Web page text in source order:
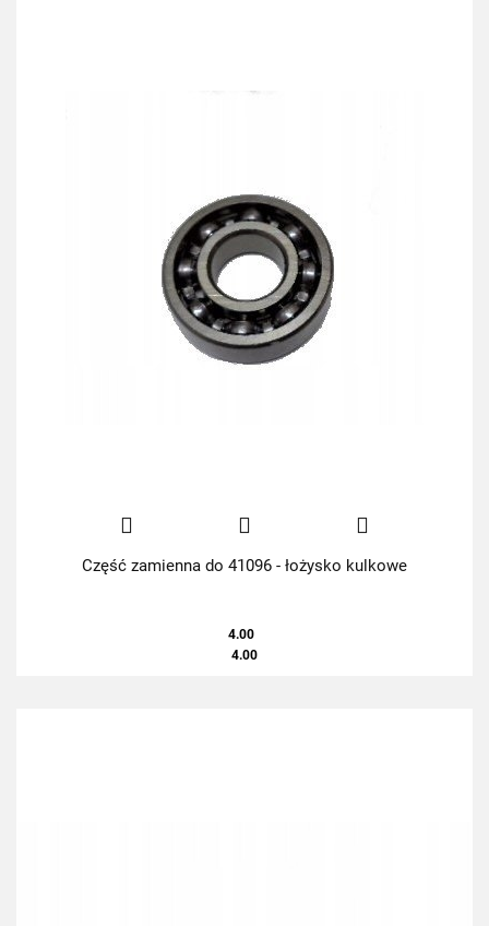
Część zamienna do 41096 - łożysko kulkowe
4.00
4.00